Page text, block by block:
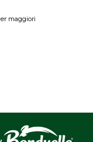
maggiori